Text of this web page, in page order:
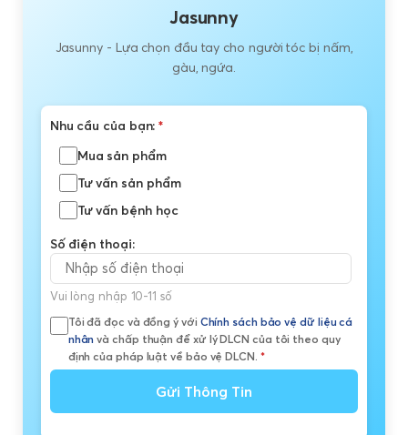
Jasunny
Jasunny - Lựa chọn đầu tay cho người tóc bị nấm,
gàu, ngứa.
Nhu cầu của bạn:*
Mua sản phẩm
Tư vấn sản phẩm
Tư vấn bệnh học
Số điện thoại:
Vui lòng nhập 10-11 số
Tôi đã đọc và đồng ý với Chính sách bảo vệ dữ liệu cá
nhân và chấp thuận để xử lý DLCN của tôi theo quy
định của pháp luật về bảo vệ DLCN. *
Gửi Thông Tin